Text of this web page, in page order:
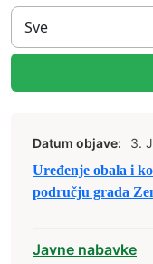
Datum objave:
3.
Uređenje obala i
području grada
Javne nabavke